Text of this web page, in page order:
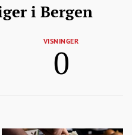
i Bergen
VISNINGER
0